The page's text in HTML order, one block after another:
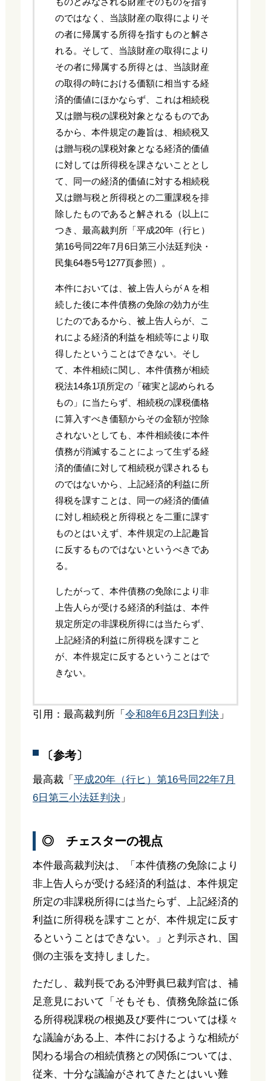
のではなく、当該財産の取得によりそ
の者に帰属する所得を指すものと解さ
れる。そして、当該財産の取得により
その者に帰属する所得とは、当該財産
の取得の時における価額に相当する経
済的価値にほかならず、これは相続税
又は贈与税の課税対象となるものであ
るから、本件規定の趣旨は、相続税又
は贈与税の課税対象となる経済的価値
に対しては所得税を課さないこととし
て、同一の経済的価値に対する相続税
又は贈与税と所得税との二重課税を排
除したものであると解される（以上に
つき、最高裁判所「平成20年（行ヒ）
第16号同22年7月6日第三小法廷判決・
民集64巻5号1277頁参照）。
本件においては、被上告人らがＡを相
続した後に本件債務の免除の効力が生
じたのであるから、被上告人らが、こ
れによる経済的利益を相続等により取
得したということはできない。そし
て、本件相続に関し、本件債務が相続
税法14条1項所定の「確実と認められる
もの」に当たらず、相続税の課税価格
に算入すべき価額からその金額が控除
されないとしても、本件相続後に本件
債務が消滅することによって生ずる経
済的価値に対して相続税が課されるも
のではないから、上記経済的利益に所
得税を課すことは、同一の経済的価値
に対し相続税と所得税とを二重に課す
ものとはいえず、本件規定の上記趣旨
に反するものではないというべきであ
る。
したがって、本件債務の免除により非
上告人らが受ける経済的利益は、本件
規定所定の非課税所得には当たらず、
上記経済的利益に所得税を課すこと
が、本件規定に反するということはで
きない。
引用：最高裁判所「 令和8年6月23日判決」
〔参考〕
最高裁「 平成20年（行ヒ）第16号同22年7月
6日第三小法廷判決」
◎ チェスターの視点
本件最高裁判決は、「本件債務の免除により
非上告人らが受ける経済的利益は、本件規定
所定の非課税所得には当たらず、上記経済的
利益に所得税を課すことが、本件規定に反す
るということはできない。」と判示され、国
側の主張を支持しました。
ただし、裁判長である沖野眞巳裁判官は、補
足意見において「そもそも、債務免除益に係
る所得税課税の根拠及び要件については様々
な議論がある上、本件におけるような相続が
関わる場合の相続債務との関係については、
従来、十分な議論がされてきたとはいい難